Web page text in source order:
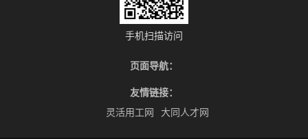
手机扫描访问
页面导航：
友情链接：
灵活用工网
大同人才网